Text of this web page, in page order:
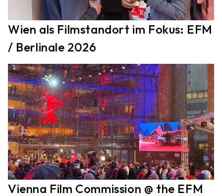
Wien als Filmstandort im Fokus: EFM
/ Berlinale 2026
Vienna Film Commission @ the EFM